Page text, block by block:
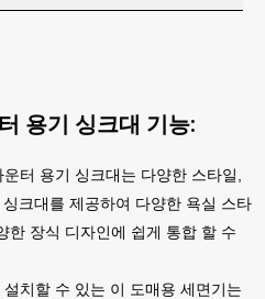
용기 싱크대 기능:
터 용기 싱크대는 다양한 스타일,
크대를 제공하여 다양한 욕실 스타
한 장식 디자인에 쉽게 통합 할 수
설치할 수 있는 이 도매용 세면기는